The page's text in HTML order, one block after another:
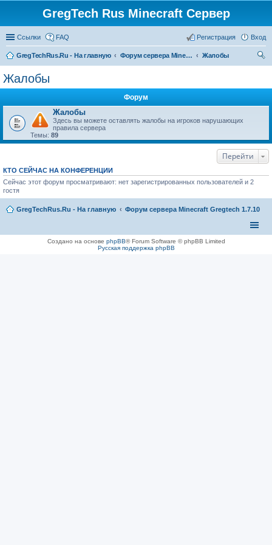
GregTech Rus Minecraft Сервер
Ссылки FAQ Вход
Регистрация
GregTechRus.Ru - На главную Форум сервера Minecraft Gregtech 1.7.10
Жалобы
Жалобы
Форум
Жалобы
Здесь вы можете оставлять жалобы на игроков нарушающих
правила сервера
Темы: 89
Перейти
КТО СЕЙЧАС НА КОНФЕРЕНЦИИ
Сейчас этот форум просматривают: нет зарегистрированных пользователей и 2
гостя
GregTechRus.Ru - На главную Форум сервера Minecraft Gregtech 1.7.10
Создано на основе phpBB® Forum Software © phpBB Limited
Русская поддержка phpBB